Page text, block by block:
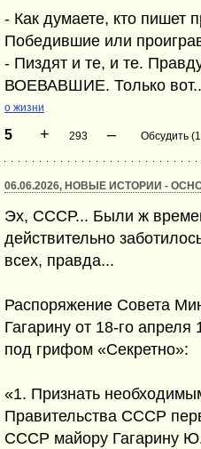
- Как думаете, кто пишет
Победившие или
- Пиздят и те, и те.
ВОЕВАВШИЕ. Только
о жизни
5 + 293 – Обсудить
06.06.2026, НОВЫЕ ИСТОРИИ -
Эх, СССР... Были ж
действительно
всех, правда...
Распоряжение Совета
Гагарину от 18-го
под грифом «Секретно»:
«1. Признать
Правительства СССР
СССР майору Гагарину